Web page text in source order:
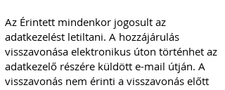
Az Érintett mindenkor jogosult az
adatkezelést letiltani. A hozzájárulás
visszavonása elektronikus úton történhet az
adatkezelő részére küldött e-mail útján. A
visszavonás nem érinti a visszavonás előtt